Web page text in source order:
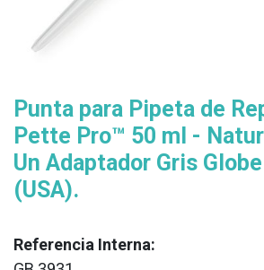
​Punta para Pipeta de
Pette Pro™ 50 ml -
Un Adaptador Gris
(USA).
Referencia Interna: